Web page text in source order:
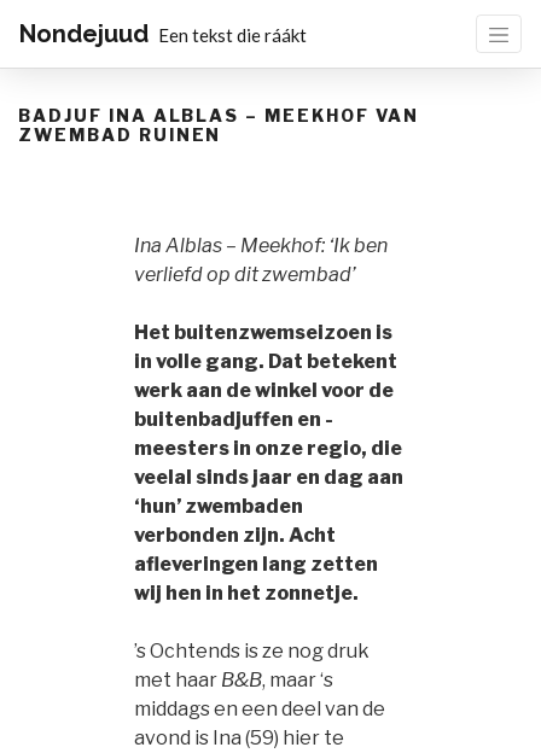
Nondejuud Een tekst die ráákt
BADJUF INA ALBLAS – MEEKHOF VAN
ZWEMBAD RUINEN
Ina Alblas – Meekhof: ‘Ik ben
verliefd op dit zwembad’
Het buitenzwemseizoen is
in volle gang. Dat betekent
werk aan de winkel voor de
buitenbadjuffen en -
meesters in onze regio, die
veelal sinds jaar en dag aan
‘hun’ zwembaden
verbonden zijn. Acht
afleveringen lang zetten
wij hen in het zonnetje.
’s Ochtends is ze nog druk
met haar B&B, maar ‘s
middags en een deel van de
avond is Ina (59) hier te